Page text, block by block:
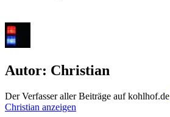
Autor: Christian
Der Verfasser aller Beiträge auf kohlhof.de
Christian anzeigen